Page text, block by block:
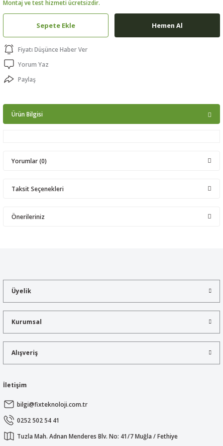
Montaj ve test hizmeti ücretsizdir.
Sepete Ekle Hemen Al
Fiyatı Düşünce Haber Ver
Yorum Yaz
Paylaş
Ürün Bilgisi
Yorumlar (0)
Taksit Seçenekleri
Önerileriniz
Ürün açıklamasında eksik bilgiler bulunuyor.
Ürün bilgilerinde hatalar bulunuyor.
Bu ürüne benzer farklı alternatifler olmalı.
Üyelik
Kurumsal
Alışveriş
İletişim
bilgi@fixteknoloji.com.tr
0252 502 54 41
Tuzla Mah. Adnan Menderes Blv. No: 41/7 Muğla / Fethiye